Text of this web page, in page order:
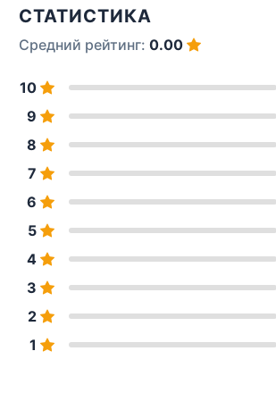
СТАТИСТИКА
Средний рейтинг: 0.00
10
9
8
7
6
5
4
3
2
1